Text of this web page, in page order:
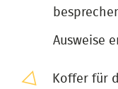
Ausweise
Koffer für